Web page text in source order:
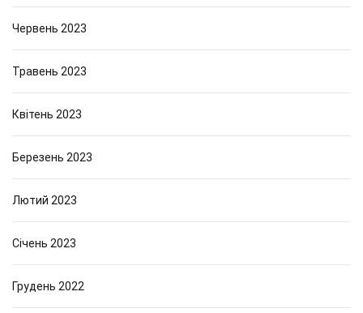
Червень 2023
Травень 2023
Квітень 2023
Березень 2023
Лютий 2023
Січень 2023
Грудень 2022